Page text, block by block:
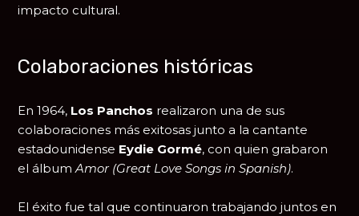
impacto cultural.
Colaboraciones históricas
En 1964, Los Panchos realizaron una de sus
colaboraciones más exitosas junto a la cantante
estadounidense Eydie Gormé, con quien grabaron
el álbumAmor (Great Love Songs in Spanish).
El éxito fue tal que continuaron trabajando juntos en